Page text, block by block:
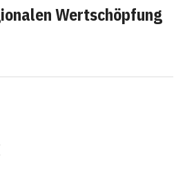
Wertschöpfung